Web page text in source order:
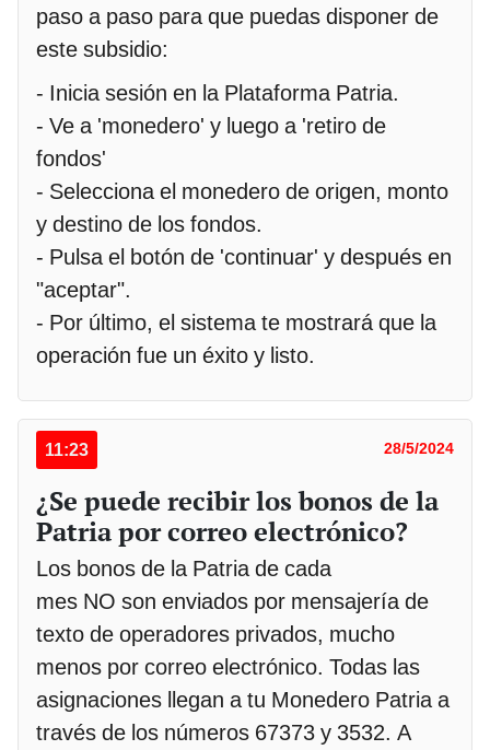
paso a paso para que puedas disponer de
este subsidio:
- Inicia sesión en la Plataforma Patria.
- Ve a 'monedero' y luego a 'retiro de
fondos'
- Selecciona el monedero de origen, monto
y destino de los fondos.
- Pulsa el botón de 'continuar' y después en
"aceptar".
- Por último, el sistema te mostrará que la
operación fue un éxito y listo.
11:23 28/5/2024
¿Se puede recibir los bonos de la
Patria por correo electrónico?
Los bonos de la Patria de cada
mes NO son enviados por mensajería de
texto de operadores privados, mucho
menos por correo electrónico. Todas las
asignaciones llegan a tu Monedero Patria a
través de los números 67373 y 3532. A